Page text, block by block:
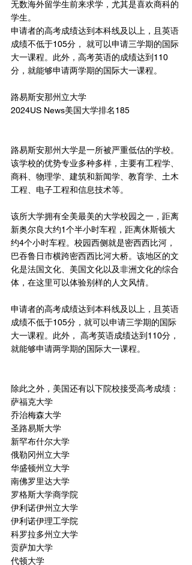
无数海外留学生前来求学，尤其是喜欢商科的
学生。
申请者的高考成绩达到本科线及以上，且英语
成绩不低于105分， 就可以申请三学期的国际
大一课程。此外，高考英语的成绩达到110
分，就能够申请两学期的国际大一课程。
路易斯安那州立大学
2024US News美国大学排名185
路易斯安那州大学是一所被严重低估的学校。
该学校的优势专业多种多样，主要有工程学、
商科、物理学、建筑和新闻学、教育学、土木
工程、电子工程和信息技术等。
该所大学拥有全美最美的大学校园之一，距离
新奥尔良大约1个半小时车程，距离休斯顿大
约4个小时车程。校园西侧就是密西西比河，
巴吞鲁日市横跨密西西比河大桥。该地区的文
化是法国文化、美国文化以及非洲文化的综合
体，在这里可以体验别样的人文风情。
申请者的高考成绩达到本科线及以上，且英语
成绩不低于105分，就可以申请三学期的国际
大一课程。此外， 高考英语成绩达到110分，
就能够申请两学期的国际大一课程。
除此之外，美国还有以下院校接受高考成绩：
萨福克大学
乔治梅森大学
圣路易斯大学
新罕布什尔大学
俄勒冈州立大学
华盛顿州立大学
南佛罗里达大学
罗格斯大学商学院
伊利诺伊州立大学
伊利诺伊理工学院
科罗拉多州立大学
贡萨加大学
代顿大学